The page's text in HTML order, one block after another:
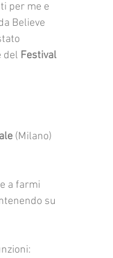
per me e
Believe
del Festival
(Milano)
a farmi
su